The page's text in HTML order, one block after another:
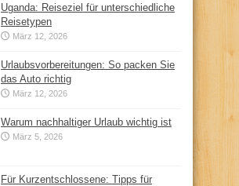
Uganda: Reiseziel für unterschiedliche
Reisetypen
März 12, 2026
Urlaubsvorbereitungen: So packen Sie
das Auto richtig
März 12, 2026
Warum nachhaltiger Urlaub wichtig ist
März 5, 2026
Für Kurzentschlossene: Tipps für